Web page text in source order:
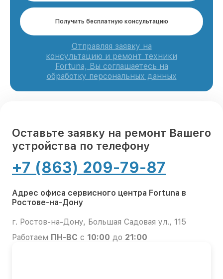
Получить бесплатную консультацию
Отправляя заявку на
консультацию и ремонт техники
Fortuna, Вы соглашаетесь на
обработку персональных данных
Оставьте заявку на ремонт Вашего
устройства по телефону
+7 (863) 209-79-87
Адрес офиса сервисного центра Fortuna в
Ростове-на-Дону
г. Ростов-на-Дону, Большая Садовая ул., 115
Работаем ПН-ВС с 10:00 до 21:00